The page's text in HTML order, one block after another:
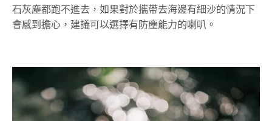
石灰塵都跑不進去，如果對於攜帶去海邊有細沙的情況下
會感到擔心，建議可以選擇有防塵能力的喇叭。